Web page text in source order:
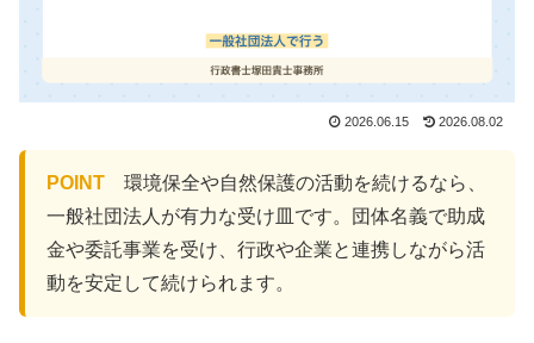
2026.06.15 2026.08.02
POINT 環境保全や自然保護の活動を続けるなら、
一般社団法人が有力な受け皿です。団体名義で助成
金や委託事業を受け、行政や企業と連携しながら活
動を安定して続けられます。